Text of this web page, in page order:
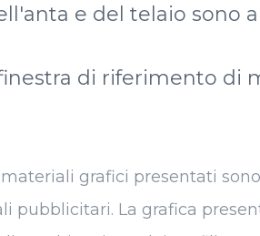
e del telaio sono
di riferimento di
grafici presentati
La grafica